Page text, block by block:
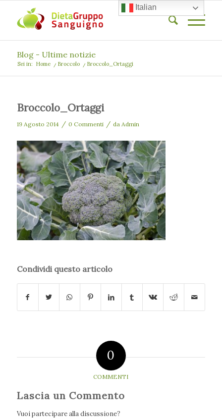
Blog - Ultime notizie
Sei in: Home / Broccolo / Broccolo_Ortaggi
Broccolo_Ortaggi
19 Agosto 2014 / 0 Commenti / da Admin
Condividi questo articolo
0
COMMENTI
Lascia un Commento
Vuoi partecipare alla discussione?
Italian